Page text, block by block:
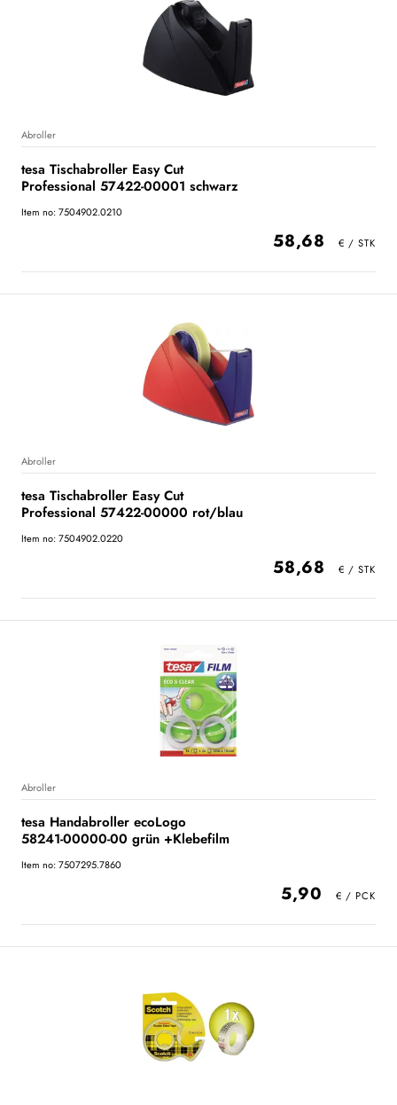
Abroller
tesa Tischabroller Easy Cut
Professional 57422-00001 schwarz
Item no: 7504902.0210
58,68
Abroller
tesa Tischabroller Easy Cut
Professional 57422-00000 rot/blau
Item no: 7504902.0220
58,68
Abroller
tesa Handabroller ecoLogo
58241-00000-00 grün +Klebefilm
Item no: 7507295.7860
5,90